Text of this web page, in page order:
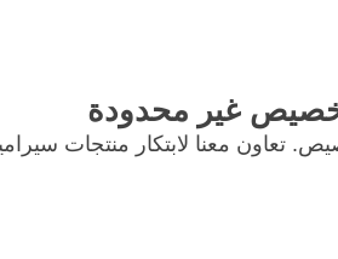
غير محدودة
تعاون معنا لابتكار منتجات